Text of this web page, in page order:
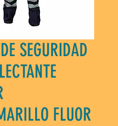
SEGURIDAD
FLUOR